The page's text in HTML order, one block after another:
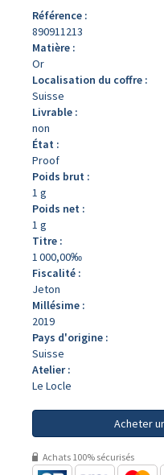
Référence :
890911213
Matière :
Or
Localisation du coffre :
Suisse
Livrable :
non
État :
Proof
Poids brut :
1 g
Poids net :
1 g
Titre :
1 000,00‰
Fiscalité :
Jeton
Millésime :
2019
Pays d'origine :
Suisse
Atelier :
Le Locle
Acheter
Achats 100% sécurisés